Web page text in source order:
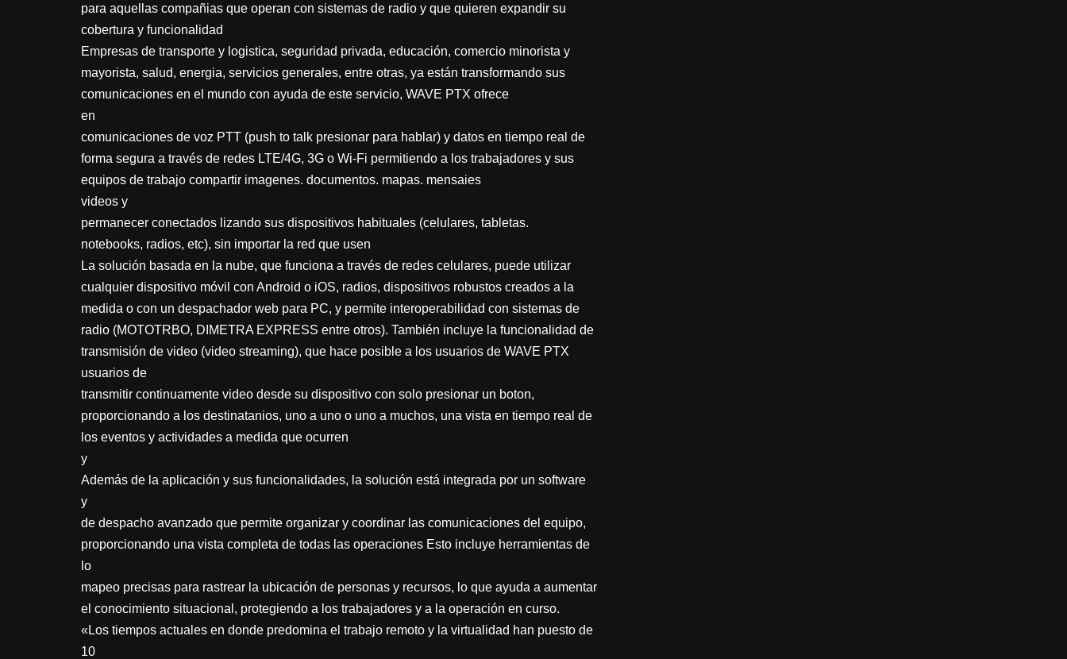
para aquellas compañias que operan con sistemas de radio y que quieren expandir su
cobertura y funcionalidad
Empresas de transporte y logistica, seguridad privada, educación, comercio minorista y
mayorista, salud, energia, servicios generales, entre otras, ya están transformando sus
comunicaciones en el mundo con ayuda de este servicio, WAVE PTX ofrece
en
comunicaciones de voz PTT (push to talk presionar para hablar) y datos en tiempo real de
forma segura a través de redes LTE/4G, 3G o Wi-Fi permitiendo a los trabajadores y sus
equipos de trabajo compartir imagenes. documentos. mapas. mensaies
videos y
permanecer conectados lizando sus dispositivos habituales (celulares, tabletas.
notebooks, radios, etc), sin importar la red que usen
La solución basada en la nube, que funciona a través de redes celulares, puede utilizar
cualquier dispositivo móvil con Android o iOS, radios, dispositivos robustos creados a la
medida o con un despachador web para PC, y permite interoperabilidad con sistemas de
radio (MOTOTRBO, DIMETRA EXPRESS entre otros). También incluye la funcionalidad de
transmisión de video (video streaming), que hace posible a los usuarios de WAVE PTX
usuarios de
transmitir continuamente video desde su dispositivo con solo presionar un boton,
proporcionando a los destinatanios, uno a uno o uno a muchos, una vista en tiempo real de
los eventos y actividades a medida que ocurren
y
Además de la aplicación y sus funcionalidades, la solución está integrada por un software
y
de despacho avanzado que permite organizar y coordinar las comunicaciones del equipo,
proporcionando una vista completa de todas las operaciones Esto incluye herramientas de
lo
mapeo precisas para rastrear la ubicación de personas y recursos, lo que ayuda a aumentar
el conocimiento situacional, protegiendo a los trabajadores y a la operación en curso.
«Los tiempos actuales en donde predomina el trabajo remoto y la virtualidad han puesto de
10